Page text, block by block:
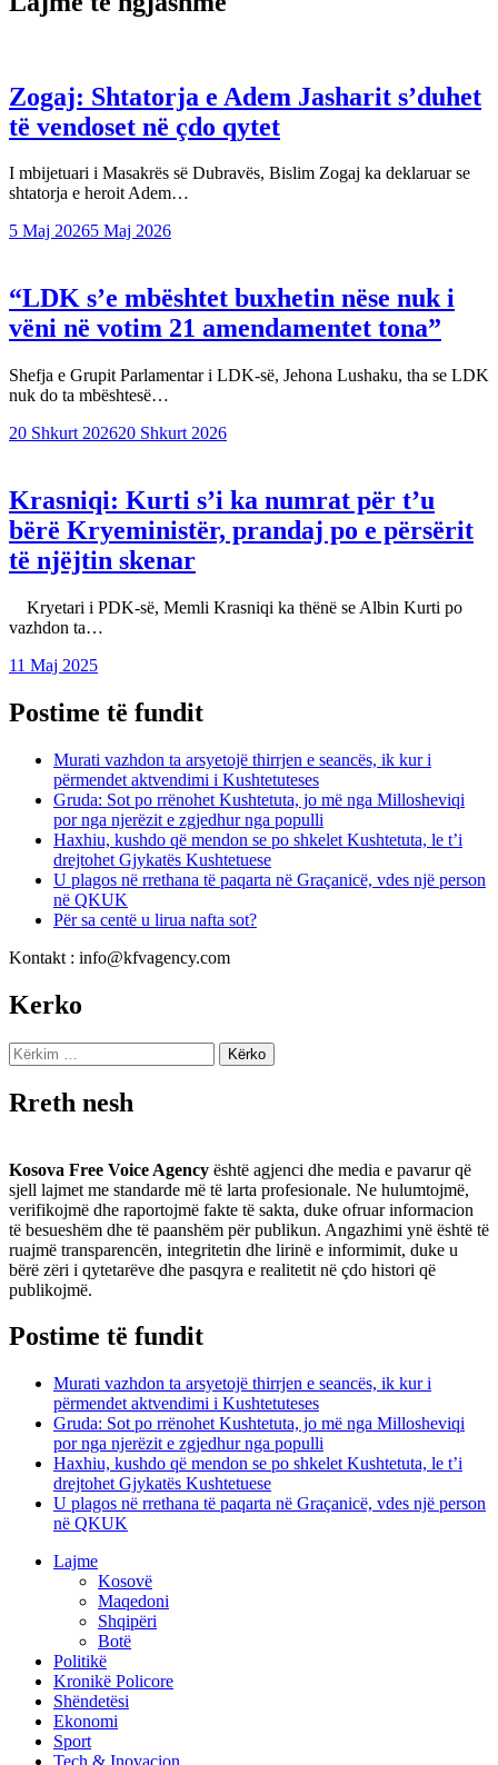
Zogaj: Shtatorja e Adem Jasharit s’duhet
të vendoset në çdo qytet
I mbijetuari i Masakrës së Dubravës, Bislim Zogaj ka deklaruar se
shtatorja e heroit Adem…
5 Maj 20265 Maj 2026
“LDK s’e mbështet buxhetin nëse nuk i
vëni në votim 21 amendamentet tona”
Shefja e Grupit Parlamentar i LDK-së, Jehona Lushaku, tha se LDK
nuk do ta mbështesë…
20 Shkurt 202620 Shkurt 2026
Krasniqi: Kurti s’i ka numrat për t’u
bërë Kryeministër, prandaj po e përsërit
të njëjtin skenar
Kryetari i PDK-së, Memli Krasniqi ka thënë se Albin Kurti po
vazhdon ta…
11 Maj 2025
Postime të fundit
Murati vazhdon ta arsyetojë thirrjen e seancës, ik kur i
përmendet aktvendimi i Kushtetuteses
Gruda: Sot po rrënohet Kushtetuta, jo më nga Millosheviqi
por nga njerëzit e zgjedhur nga populli
Haxhiu, kushdo që mendon se po shkelet Kushtetuta, le t’i
drejtohet Gjykatës Kushtetuese
U plagos në rrethana të paqarta në Graçanicë, vdes një person
në QKUK
Për sa centë u lirua nafta sot?
Kontakt : info@kfvagency.com
Kerko
Kërko
për:
Rreth nesh
Kosova Free Voice Agency është agjenci dhe media e pavarur që
sjell lajmet me standarde më të larta profesionale. Ne hulumtojmë,
verifikojmë dhe raportojmë fakte të sakta, duke ofruar informacion
të besueshëm dhe të paanshëm për publikun. Angazhimi ynë është të
ruajmë transparencën, integritetin dhe lirinë e informimit, duke u
bërë zëri i qytetarëve dhe pasqyra e realitetit në çdo histori që
publikojmë.
Postime të fundit
Murati vazhdon ta arsyetojë thirrjen e seancës, ik kur i
përmendet aktvendimi i Kushtetuteses
Gruda: Sot po rrënohet Kushtetuta, jo më nga Millosheviqi
por nga njerëzit e zgjedhur nga populli
Haxhiu, kushdo që mendon se po shkelet Kushtetuta, le t’i
drejtohet Gjykatës Kushtetuese
U plagos në rrethana të paqarta në Graçanicë, vdes një person
në QKUK
Lajme
Kosovë
Maqedoni
Shqipëri
Botë
Politikë
Kronikë Policore
Shëndetësi
Ekonomi
Sport